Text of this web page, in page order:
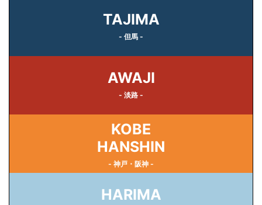
TAJIMA
- 但馬 -
AWAJI
- 淡路 -
KOBE
HANSHIN
- 神戸・阪神 -
HARIMA